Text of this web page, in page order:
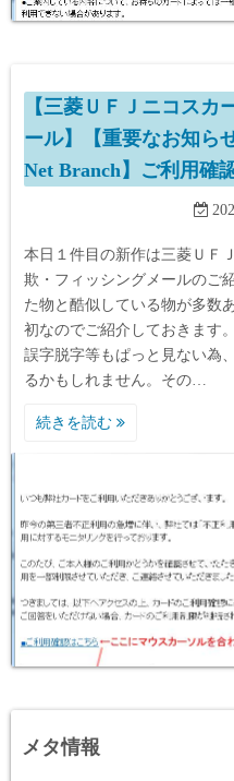
【三菱ＵＦＪニコスカ
ール】【重要なお知ら
Net Branch】ご利用確
本日１件目の新作は三菱ＵＦ
欺・フィッシングメールのご
た物と酷似している物が多数
初なのでご紹介しておきます
誤字脱字等もぱっと見ない為
るかもしれません。その…
続きを読む
メタ情報